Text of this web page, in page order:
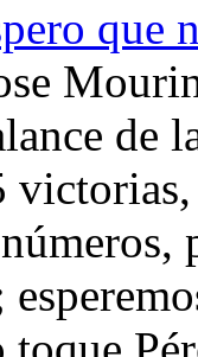
que
de